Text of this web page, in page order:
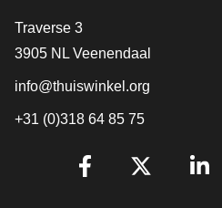
[_General:Contact]
Traverse 3
3905 NL Veenendaal
info@thuiswinkel.org
+31 (0)318 64 85 75
[_General:SocialMediaTitle]